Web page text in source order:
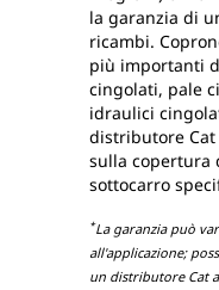
la garanzia di
ricambi.
più importanti
cingolati, pale
idraulici
distributore
sulla copertura
sottocarro
*La garanzia può
all'applicazione;
un distributore Cat